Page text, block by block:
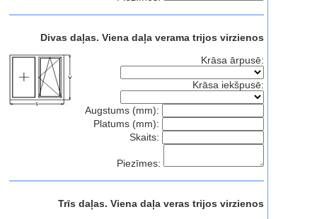
Divas daļas. Viena daļa verama trijos virzienos
Krāsa ārpusē:
Krāsa iekšpusē:
Augstums (mm):
Platums (mm):
Skaits:
Piezīmes:
Trīs daļas. Viena daļa veras trijos virzienos